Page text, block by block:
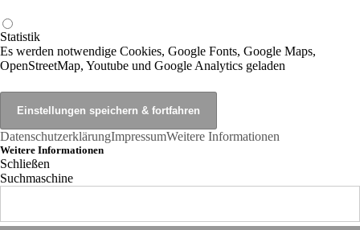
Statistik
Es werden notwendige Cookies, Google Fonts, Google Maps,
OpenStreetMap, Youtube und Google Analytics geladen
DatenschutzerklärungImpressumWeitere Informationen
Weitere Informationen
Schließen
Suchmaschine